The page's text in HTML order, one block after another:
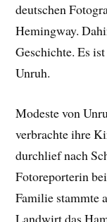
deutschen
Hemingway.
Geschichte. Es
Unruh.
Modeste von
verbrachte ihre
durchlief nach
Fotoreporterin
Familie stammte
Landwirt das